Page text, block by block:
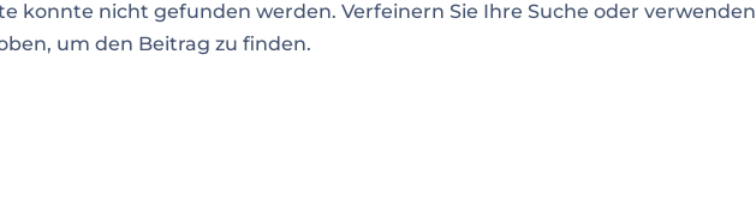
konnte nicht gefunden werden. Verfeinern Sie Ihre Suche oder verwenden
um den Beitrag zu finden.